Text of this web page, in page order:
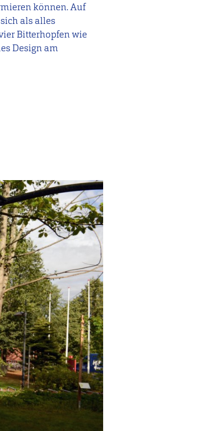
können. Auf
als alles
Bitterhopfen wie
Design am